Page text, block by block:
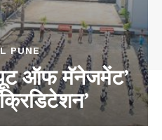
PUNE
ऑफ मॅनेजमेंट’